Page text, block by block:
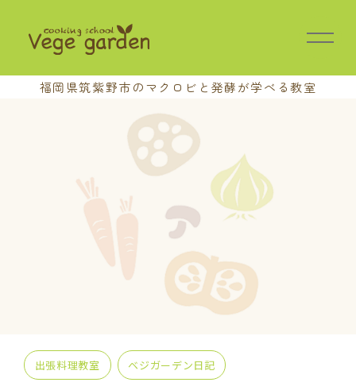
福岡県筑紫野市のマクロビと発酵が学べる教室
教室の特長
中級講座
上級講座
プライベート講座
出張講座
出張料理教室 ベジガーデン日記